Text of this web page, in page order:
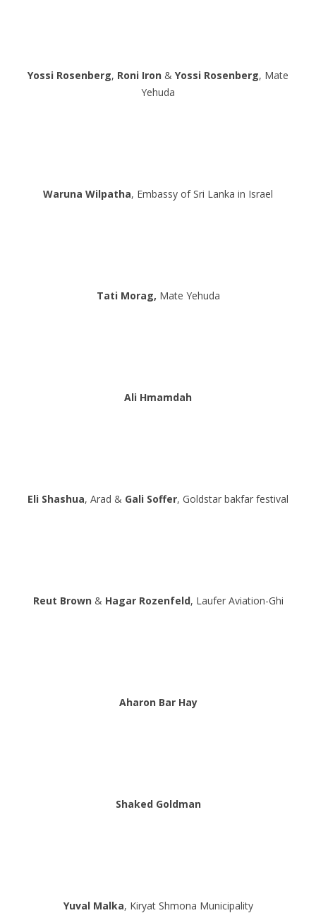
Yossi Rosenberg, Roni Iron & Yossi Rosenberg, Mate
Yehuda
Waruna Wilpatha, Embassy of Sri Lanka in Israel
Tati Morag, Mate Yehuda
Ali Hmamdah
Eli Shashua, Arad & Gali Soffer, Goldstar bakfar festival
Reut Brown& Hagar Rozenfeld, Laufer Aviation-Ghi
Aharon Bar Hay
Shaked Goldman
Yuval Malka, Kiryat Shmona Municipality